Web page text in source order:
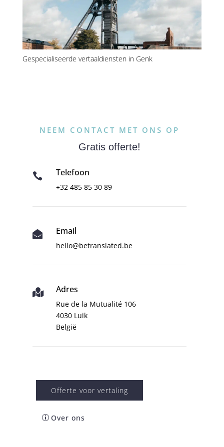
Gespecialiseerde vertaaldiensten in Genk
NEEM CONTACT MET ONS OP
Gratis offerte!
 Telefoon
+32 485 85 30 89
 Email
hello@betranslated.be
 Adres
Rue de la Mutualité 106
4030 Luik
België
Offerte voor vertaling
Over ons